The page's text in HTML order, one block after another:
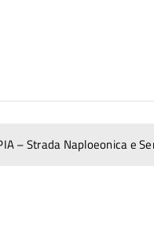
– Strada Naploeonica e